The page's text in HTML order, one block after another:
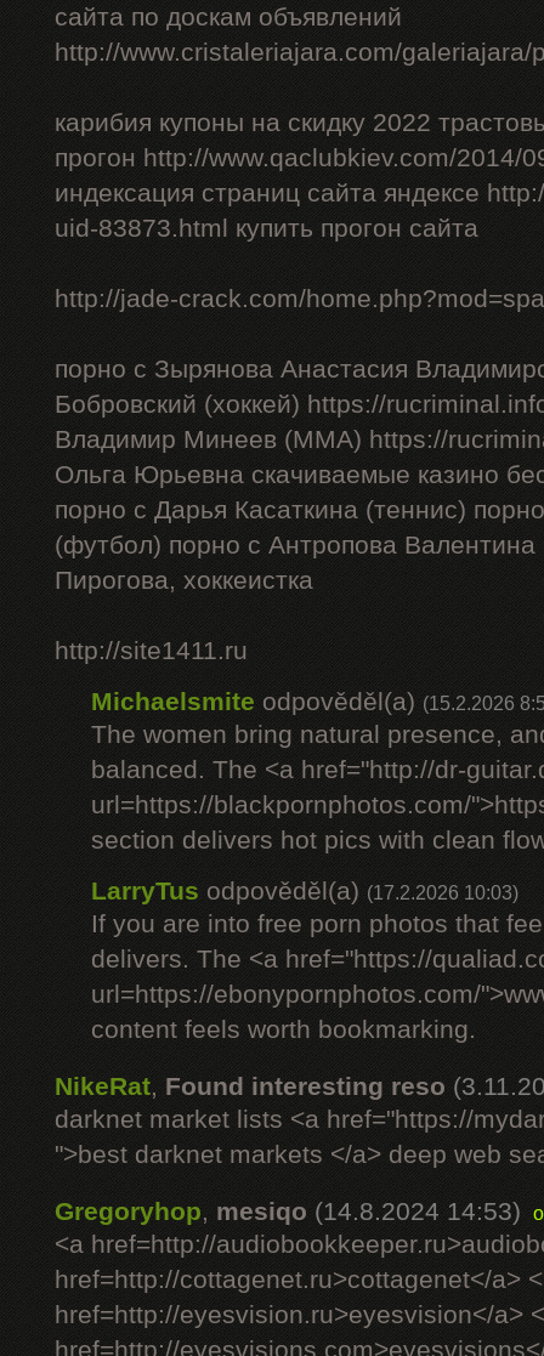
сайта по доскам объявлений
http://www.cristaleriajara.com/galeriajara/
карибия купоны на скидку 2022
прогон http://www.qaclubkiev.com/2014/
индексация страниц сайта яндексе
uid-83873.html купить прогон сайта
http://jade-crack.com/
порно с Зырянова Анастасия
Бобровский (хоккей) https://
Владимир Минеев (ММА) https://
Ольга Юрьевна скачиваемые казино
порно с Дарья Касаткина (теннис)
(футбол) порно с Антропова
Пирогова, хоккеистка
http://site1411.ru
Michaelsmite odpověděl(a) (15.2.2026
The women bring natural presence,
balanced. The <a href="http://dr-
url=https://blackpornphotos.com/
section delivers hot pics with clean
LarryTus odpověděl(a) (17.2.2026 10:03)
If you are into free porn photos that
delivers. The <a href="https://
url=https://ebonypornphotos.com/
content feels worth bookmarking.
NikeRat, Found interesting reso
darknet market lists <a href="https://
">best darknet markets </a> deep web
Gregoryhop, mesiqo (14.8.2024 14:53)
<a href=http://
href=http://cottagenet.ru>cottagenet</a>
href=http://eyesvision.ru>eyesvision</a>
href=http://